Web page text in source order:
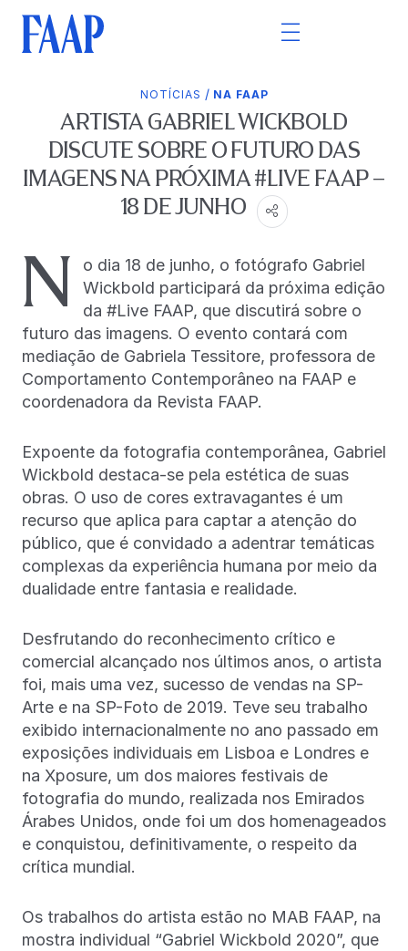
NOTÍCIAS / NA FAAP
ARTISTA GABRIEL WICKBOLD
DISCUTE SOBRE O FUTURO DAS
IMAGENS NA PRÓXIMA #LIVE FAAP –
18 DE JUNHO
N
o dia 18 de junho, o fotógrafo Gabriel
Wickbold participará da próxima edição
da #Live FAAP, que discutirá sobre o
futuro das imagens. O evento contará com
mediação de Gabriela Tessitore, professora de
Comportamento Contemporâneo na FAAP e
coordenadora da Revista FAAP.
Expoente da fotografia contemporânea, Gabriel
Wickbold destaca-se pela estética de suas
obras. O uso de cores extravagantes é um
recurso que aplica para captar a atenção do
público, que é convidado a adentrar temáticas
complexas da experiência humana por meio da
dualidade entre fantasia e realidade.
Desfrutando do reconhecimento crítico e
comercial alcançado nos últimos anos, o artista
foi, mais uma vez, sucesso de vendas na SP-
Arte e na SP-Foto de 2019. Teve seu trabalho
exibido internacionalmente no ano passado em
exposições individuais em Lisboa e Londres e
na Xposure, um dos maiores festivais de
fotografia do mundo, realizada nos Emirados
Árabes Unidos, onde foi um dos homenageados
e conquistou, definitivamente, o respeito da
crítica mundial.
Os trabalhos do artista estão no MAB FAAP, na
mostra individual “Gabriel Wickbold 2020”, que